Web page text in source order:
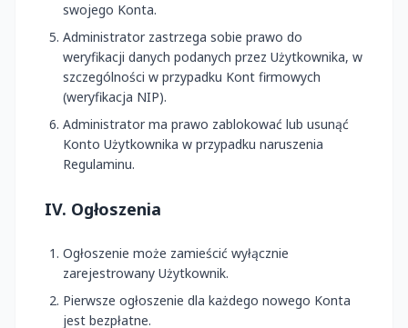
swojego Konta.
Administrator zastrzega sobie prawo do
weryfikacji danych podanych przez Użytkownika, w
szczególności w przypadku Kont firmowych
(weryfikacja NIP).
Administrator ma prawo zablokować lub usunąć
Konto Użytkownika w przypadku naruszenia
Regulaminu.
IV. Ogłoszenia
Ogłoszenie może zamieścić wyłącznie
zarejestrowany Użytkownik.
Pierwsze ogłoszenie dla każdego nowego Konta
jest bezpłatne.